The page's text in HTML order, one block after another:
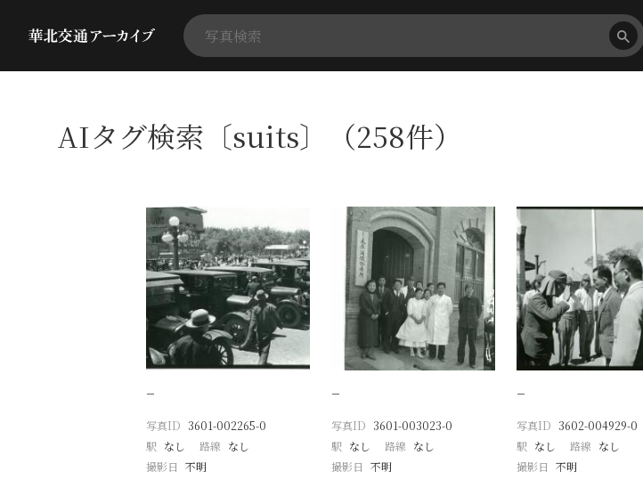
AIタグ検索〔suits〕（258件）
−
写真ID 3601-002265-0
駅 なし 路線 なし
撮影日 不明
−
写真ID 3601-003023-0
駅 なし 路線 なし
撮影日 不明
−
写真ID 3602-004929-0
駅 なし 路線 なし
撮影日 不明